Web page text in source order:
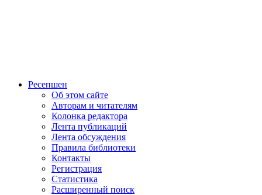
Ресепшен
Об этом сайте
Авторам и читателям
Колонка редактора
Лента публикаций
Лента обсуждения
Правила библиотеки
Контакты
Регистрация
Статистика
Расширенный поиск